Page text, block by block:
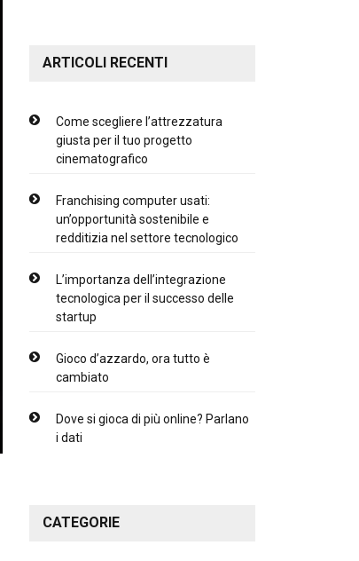
ARTICOLI RECENTI
Come scegliere l’attrezzatura
giusta per il tuo progetto
cinematografico
Franchising computer usati:
un’opportunità sostenibile e
redditizia nel settore tecnologico
L’importanza dell’integrazione
tecnologica per il successo delle
startup
Gioco d’azzardo, ora tutto è
cambiato
Dove si gioca di più online? Parlano
i dati
CATEGORIE